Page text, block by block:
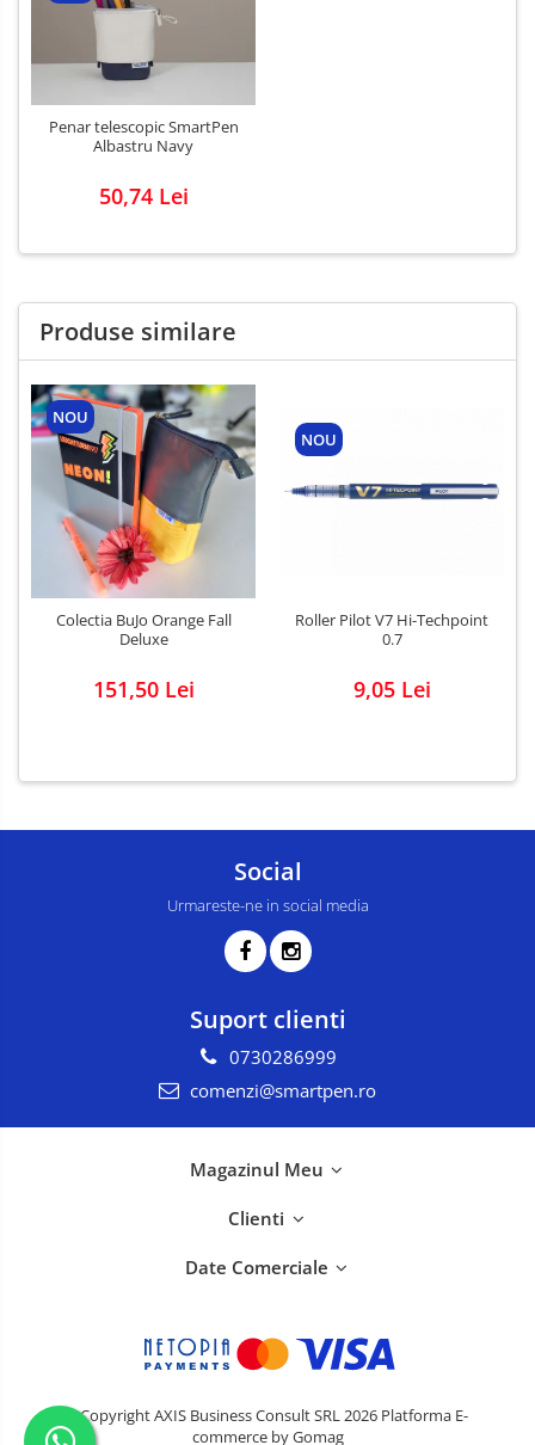
Penar telescopic SmartPen
Albastru Navy
50,74 Lei
Produse similare
NOU
Colectia BuJo Orange Fall
Deluxe
151,50 Lei
NOU
Roller Pilot V7 Hi-Techpoint
0.7
9,05 Lei
Social
Urmareste-ne in social media
Suport clienti
0730286999
comenzi@smartpen.ro
Magazinul Meu
Clienti
Date Comerciale
©Copyright AXIS Business Consult SRL 2026 Platforma E-
commerce by Gomag